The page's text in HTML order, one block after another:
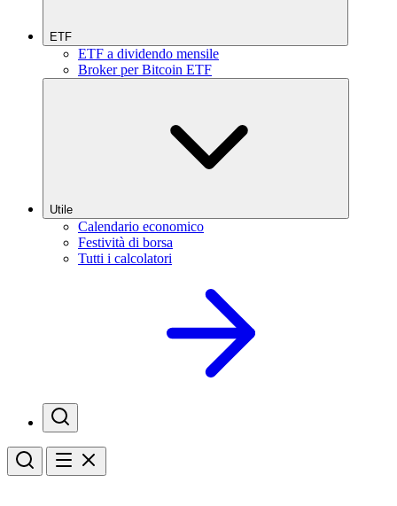
ETF
ETF a dividendo mensile
Broker per Bitcoin ETF
Utile
Calendario economico
Festività di borsa
Tutti i calcolatori